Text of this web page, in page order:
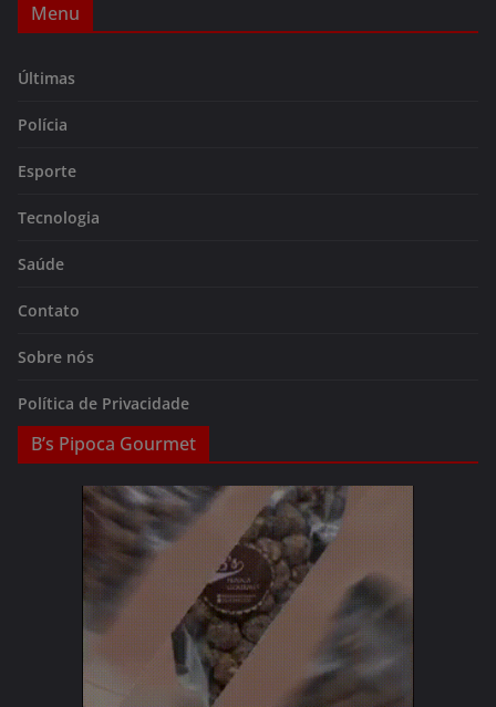
Menu
Últimas
Polícia
Esporte
Tecnologia
Saúde
Contato
Sobre nós
Política de Privacidade
B’s Pipoca Gourmet